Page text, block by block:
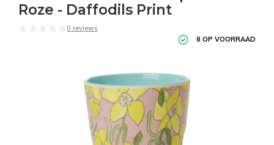
Roze - Daffodils Print
0 reviews
8 OP VOORRAAD